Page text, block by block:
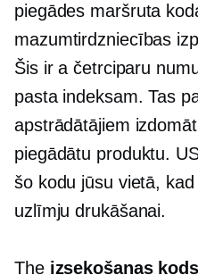
piegādes maršruta
mazumtirdzniecības
Šis ir ačetrciparu
pasta indeksam. Tas
apstrādātājiem
piegādātu produktu.
šo kodu jūsu vietā,
uzlīmju drukāšanai.
The izsekošanas kods